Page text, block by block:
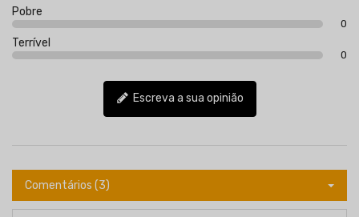
Pobre
0
Terrível
0
Escreva a sua opinião
Comentários (3)